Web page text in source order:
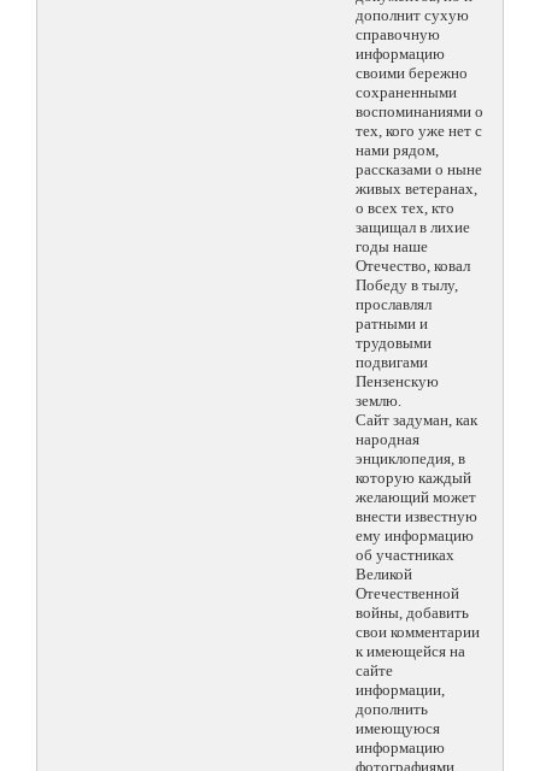
дополнит сухую
справочную
информацию
своими бережно
сохраненными
воспоминаниями о
тех, кого уже нет с
нами рядом,
рассказами о ныне
живых ветеранах,
о всех тех, кто
защищал в лихие
годы наше
Отечество, ковал
Победу в тылу,
прославлял
ратными и
трудовыми
подвигами
Пензенскую
землю.
Сайт задуман, как
народная
энциклопедия, в
которую каждый
желающий может
внести известную
ему информацию
об участниках
Великой
Отечественной
войны, добавить
свои комментарии
к имеющейся на
сайте
информации,
дополнить
имеющуюся
информацию
фотографиями,